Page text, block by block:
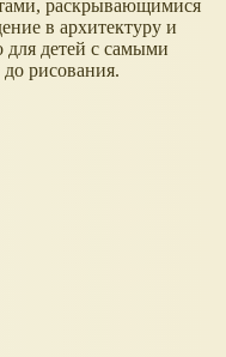
раскрывающимися
в архитектуру и
для детей с самыми
рисования.